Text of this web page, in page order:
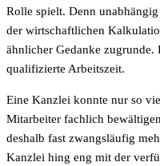
Rolle spielt. Denn
der wirtschaftlichen
ähnlicher Gedanke zugrunde.
qualifizierte Arbeitszeit.
Eine Kanzlei konnte nur so
Mitarbeiter fachlich
deshalb fast zwangsläufig
Kanzlei hing eng mit der